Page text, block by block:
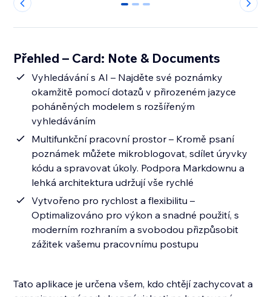
0 1 2
Přehled – Card: Note & Documents
Vyhledávání s AI – Najděte své poznámky
okamžitě pomocí dotazů v přirozeném jazyce
poháněných modelem s rozšířeným
vyhledáváním
Multifunkční pracovní prostor – Kromě psaní
poznámek můžete mikroblogovat, sdílet úryvky
kódu a spravovat úkoly. Podpora Markdownu a
lehká architektura udržují vše rychlé
Vytvořeno pro rychlost a flexibilitu –
Optimalizováno pro výkon a snadné použití, s
moderním rozhraním a svobodou přizpůsobit
zážitek vašemu pracovnímu postupu
Tato aplikace je určena všem, kdo chtějí zachycovat a